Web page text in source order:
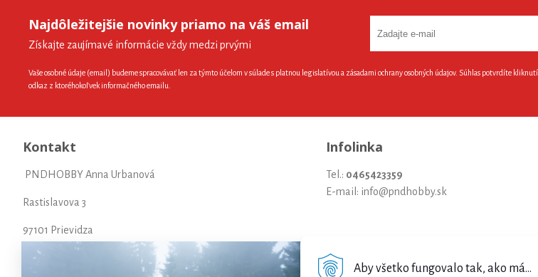
Aby všetko fungovalo tak, ako má...
Najdôležitejšie novinky priamo na váš email
Získajte zaujímavé informácie vždy medzi prvými
Vaše osobné údaje (email) budeme spracovávať len za týmto účelom v súlade s platnou legislatívou a zásadami ochrany osobných údajov. Súhlas potvrdíte
odkaz z ktoréhokoľvek informačného emailu.
Kontakt
PNDHOBBY Anna Urbanová
Rastislavova 3
97101 Prievidza
Infolinka
Tel.: 0465423359
E-mail: info@pndhobby.sk